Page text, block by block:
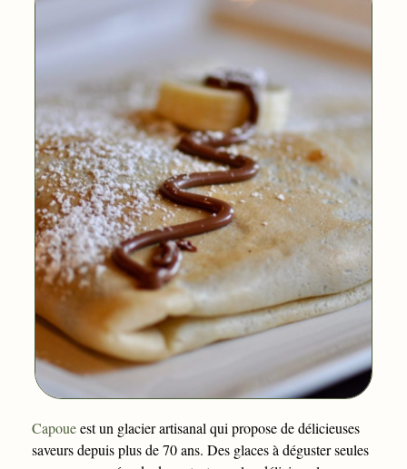
Capoueest un glacier artisanal qui propose de délicieuses
saveurs depuis plus de 70 ans. Des glaces à déguster seules